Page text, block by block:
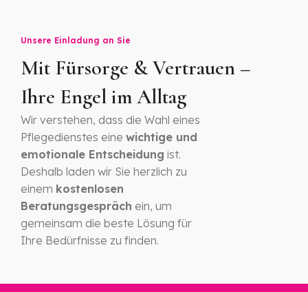
Unsere Einladung an Sie
Mit Fürsorge & Vertrauen –
Ihre Engel im Alltag
Wir verstehen, dass die Wahl eines
Pflegedienstes eine wichtige und
emotionale Entscheidung ist.
Deshalb laden wir Sie herzlich zu
einem kostenlosen
Beratungsgespräch ein, um
gemeinsam die beste Lösung für
Ihre Bedürfnisse zu finden.